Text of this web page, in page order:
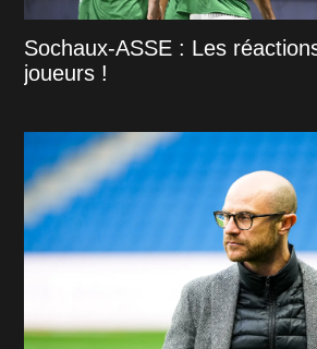
Sochaux-ASSE : Les
joueurs !